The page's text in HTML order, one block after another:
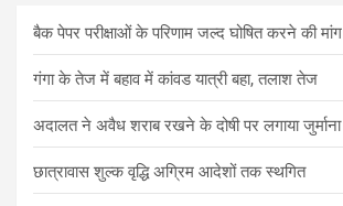
बैक पेपर परीक्षाओं के परिणाम जल्द घोषित करने की मांग
गंगा के तेज में बहाव में कांवड यात्री बहा, तलाश तेज
अदालत ने अवैध शराब रखने के दोषी पर लगाया जुर्माना
छात्रावास शुल्क वृद्धि अग्रिम आदेशों तक स्थगित